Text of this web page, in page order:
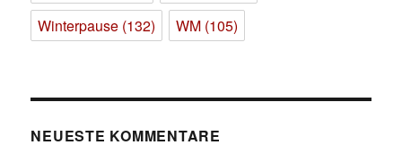
Winterpause (132) WM (105)
NEUESTE KOMMENTARE